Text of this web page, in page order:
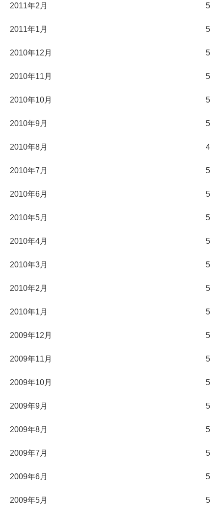
2011年2月 5
2011年1月 5
2010年12月 5
2010年11月 5
2010年10月 5
2010年9月 5
2010年8月 4
2010年7月 5
2010年6月 5
2010年5月 5
2010年4月 5
2010年3月 5
2010年2月 5
2010年1月 5
2009年12月 5
2009年11月 5
2009年10月 5
2009年9月 5
2009年8月 5
2009年7月 5
2009年6月 5
2009年5月 5